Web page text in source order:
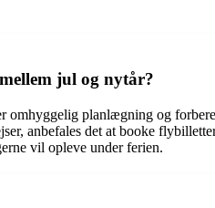
jul og nytår?
planlægning og
anbefales det at booke
vil opleve under ferien.